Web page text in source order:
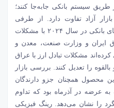
طریق سیستم بانکی جابه‌‌‌جا کنند؛
آزاد تفاوت دارد. از طرفی
نقل‌وانتقال پول خارج از شبکه‌‌‌های بانکی در سال ۲۰۲۴ با مشکلات
ایران و وزارت صنعت، معدن و
مشکلات تبادل ارز با عراق
را تعدیل ‌‌‌کنند. بررسی بازار
محصول همچنان جزو دارندگان
عرضه در آذرماه بود که تداوم
را نشان می‌دهد. رینگ فیزیکی